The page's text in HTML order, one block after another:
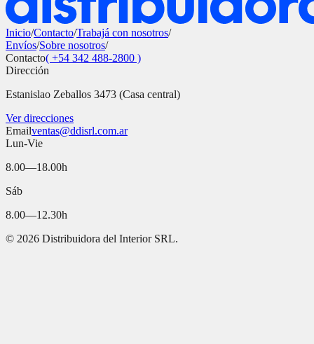
Inicio/Contacto/Trabajá con nosotros/
Envíos/Sobre nosotros/
Contacto( +54 342 488-2800 )
Dirección
Estanislao Zeballos 3473 (Casa central)
Ver direcciones
Emailventas@ddisrl.com.ar
Lun-Vie
8.00—18.00h
Sáb
8.00—12.30h
© 2026 Distribuidora del Interior SRL.